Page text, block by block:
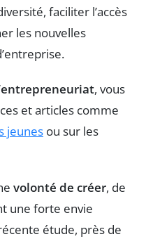
faciliter l’accès
les nouvelles
entrepreneuriat, vous
et articles comme
jeunes ou sur les
volonté de créer, de
une forte envie
étude, près de